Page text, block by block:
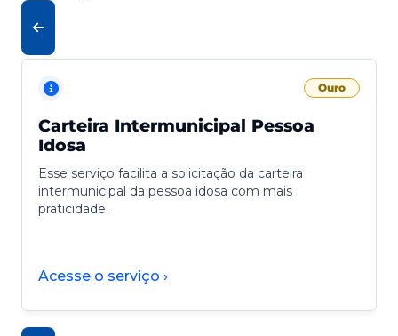
Ouro
Carteira Intermunicipal Pessoa
Idosa
Esse serviço facilita a solicitação da carteira
intermunicipal da pessoa idosa com mais
praticidade.
Acesse o serviço ›